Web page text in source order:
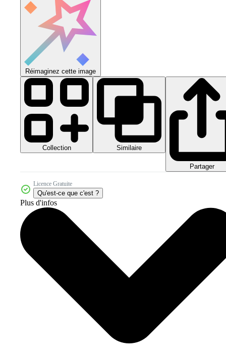
Réimaginez cette image
Collection Similaire
Partager
Licence Gratuite
Qu'est-ce que c'est ?
Plus d'infos